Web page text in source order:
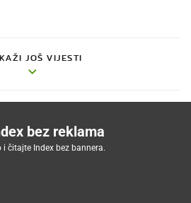
JOŠ VIJESTI
bez reklama
čitajte Index bez bannera.